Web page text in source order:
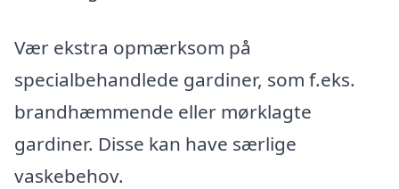
Vær ekstra opmærksom på
specialbehandlede gardiner, som f.eks.
brandhæmmende eller mørklagte
gardiner. Disse kan have særlige
vaskebehov.